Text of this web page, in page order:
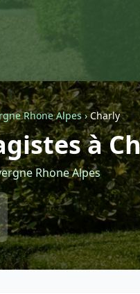
Rhone Alpes›Charly
à
Rhone Alpes